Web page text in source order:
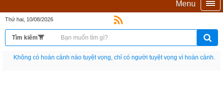
Menu
Thứ hai, 10/08/2026
Nếu như không chịu học tập thì cho dù đi vạn dặm đường cũng chỉ là anh đưa